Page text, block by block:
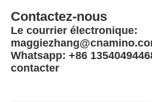
Contactez-nous
Le courrier électronique:
Whatsapp: +86
contacter